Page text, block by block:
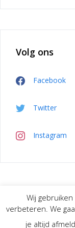
Volg ons
Facebook
Twitter
Instagram
Wij
verbeteren. We
je altijd